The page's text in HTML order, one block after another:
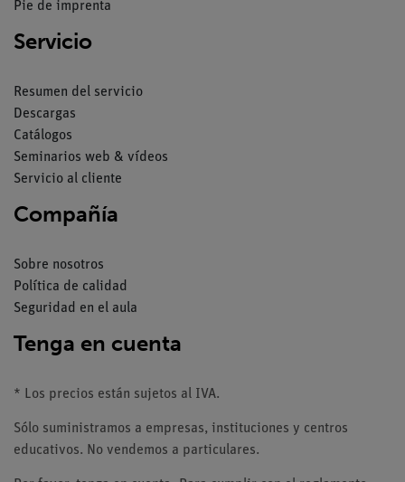
Pie de imprenta
Servicio
Resumen del servicio
Descargas
Catálogos
Seminarios web & vídeos
Servicio al cliente
Compañía
Sobre nosotros
Política de calidad
Seguridad en el aula
Tenga en cuenta
* Los precios están sujetos al IVA.
Sólo suministramos a empresas, instituciones y centros
educativos. No vendemos a particulares.